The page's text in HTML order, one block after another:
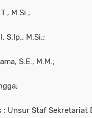
M.Si.;
S.Ip., M.Si.;
S.E., M.M.;
: Unsur Staf Sekretariat